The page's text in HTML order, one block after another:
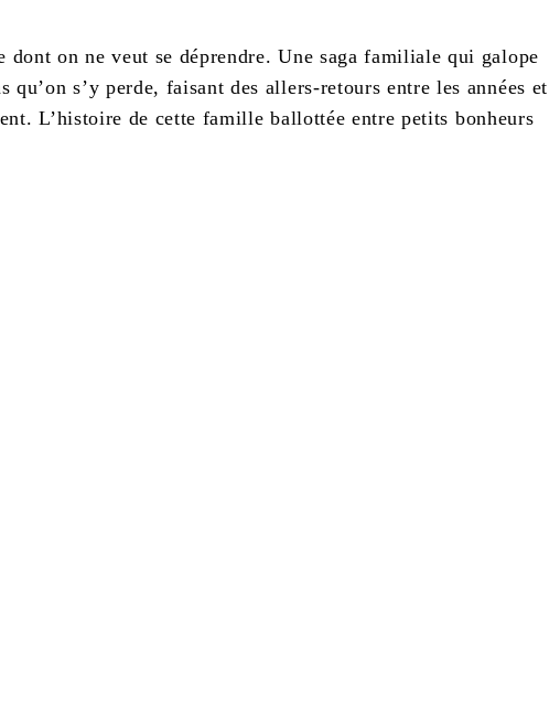
on ne veut se déprendre. Une saga familiale qui galope
s’y perde, faisant des allers-retours entre les années et
L’histoire de cette famille ballottée entre petits bonheurs